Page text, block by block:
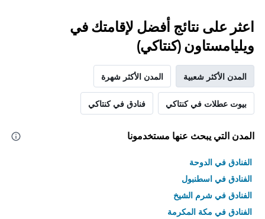
اعثر على نتائج أفضل لإقامتك في
ويليامستاون (كنتاكي)
المدن الأكثر شعبية المدن الأكثر شهرة
بيوت عطلات في كنتاكي فنادق في كنتاكي
المدن التي يبحث عنها مستخدمونا
الفنادق في الدوحة
الفنادق في اسطنبول
الفنادق في شرم الشيخ
الفنادق في مكة المكرمة